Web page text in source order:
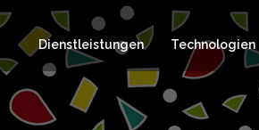
Dienstleistungen Technologien